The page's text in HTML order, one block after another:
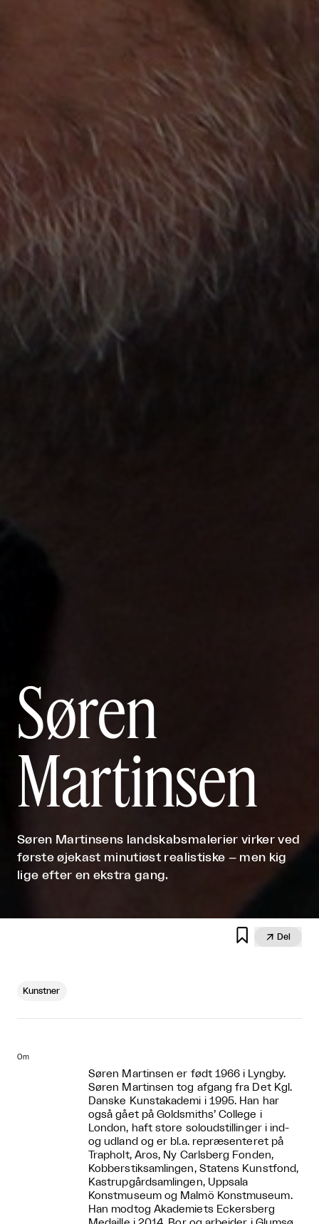
Søren
Martinsen
Søren Martinsens landskabsmalerier virker ved
første øjekast minutiøst realistiske – men kig
lige efter en ekstra gang.
  Del
Kunstner
Om
Søren Martinsen er født 1966 i Lyngby.
Søren Martinsen tog afgang fra Det Kgl.
Danske Kunstakademi i 1995. Han har
også gået på Goldsmiths’ College i
London, haft store soloudstillinger i ind-
og udland og er bl.a. repræsenteret på
Trapholt, Aros, Ny Carlsberg Fonden,
Kobberstiksamlingen, Statens Kunstfond,
Kastrupgårdsamlingen, Uppsala
Konstmuseum og Malmö Konstmuseum.
Han modtog Akademiets Eckersberg